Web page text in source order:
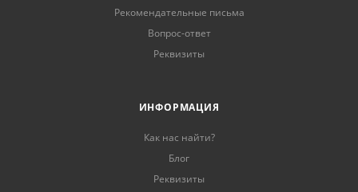
Рекомендательные письма
Вопрос-ответ
Реквизиты
ИНФОРМАЦИЯ
Как нас найти?
Блог
Реквизиты